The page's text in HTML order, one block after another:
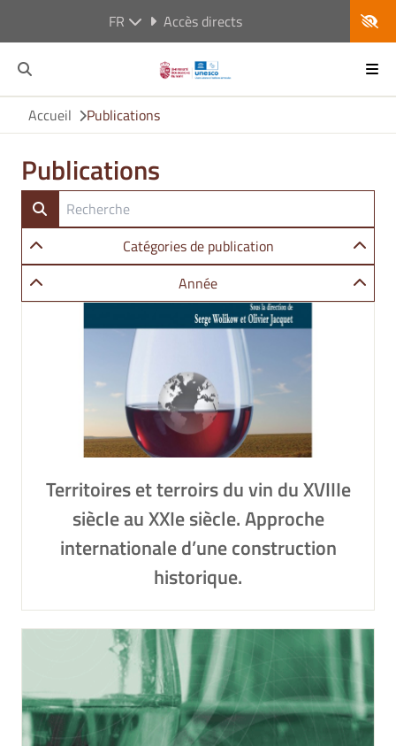
FR Accès directs
Accueil Publications
Publications
Catégories de publication
Année
Territoires et terroirs du vin du XVIIIe
siècle au XXIe siècle. Approche
internationale d’une construction
historique.